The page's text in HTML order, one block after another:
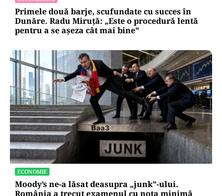
Primele două barje, scufundate cu succes în
Dunăre. Radu Miruță: „Este o procedură lentă
pentru a se așeza cât mai bine”
ECONOMIE
Moody’s ne-a lăsat deasupra „junk”-ului.
România a trecut examenul cu nota minimă